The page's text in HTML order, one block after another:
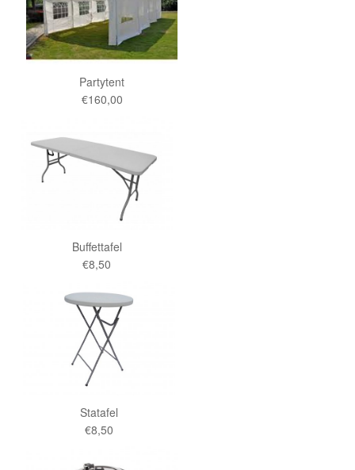
Partytent
€160,00
Buffettafel
€8,50
Statafel
€8,50